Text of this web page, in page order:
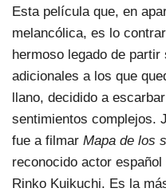
Esta película que, en
melancólica, es lo
hermoso legado de
adicionales a los que
llano, decidido a
sentimientos complejos.
fue a filmar Mapa de los
reconocido actor
Rinko Kuikuchi. Es la